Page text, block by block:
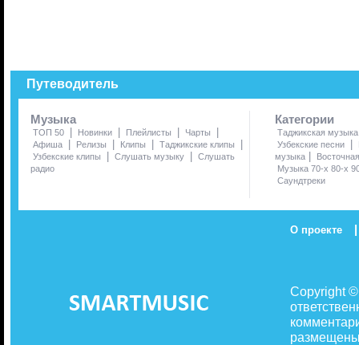
Путеводитель
Музыка
ТОП 50 | Новинки | Плейлисты | Чарты |
Афиша | Релизы | Клипы | Таджикские клипы |
Узбекские клипы | Слушать музыку | Слушать
радио
Категории
Таджикская музыка
Узбекские песни
|
музыка |
Музыка 70-х 80-х
Саундтреки
О проекте |
Copyright
размещены